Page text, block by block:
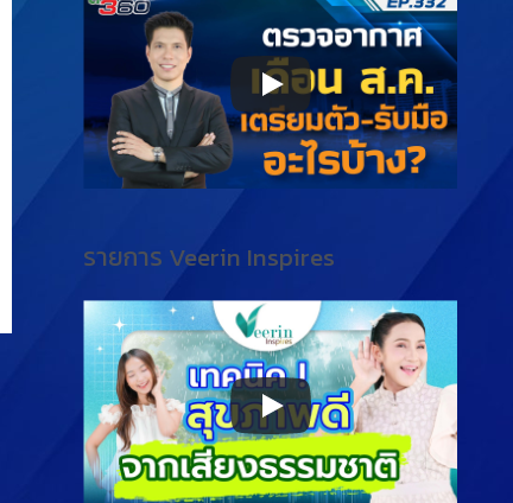
รายการ Veerin Inspires